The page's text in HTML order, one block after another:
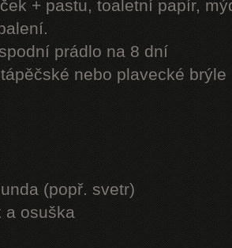
+ pastu, toaletní papír,
prádlo na 8 dní
nebo plavecké brýle
(popř. svetr)
a osuška